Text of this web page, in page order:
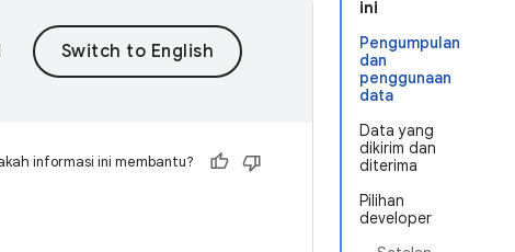
ini
Pengumpulan
dan
penggunaan
data
Data yang
dikirim dan
diterima
Pilihan
developer
informasi ini membantu?